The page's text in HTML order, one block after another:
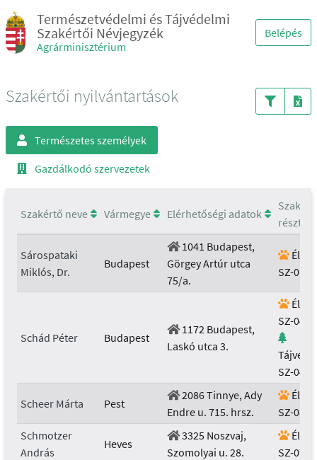
Természetvédelmi és Tájvédelmi
Szakértői Névjegyzék
Agrárminisztérium
Belépés
Szakértői nyilvántartások
Természetes személyek
Gazdálkodó szervezetek
Szakértő neve Vármegye Elérhetőségi adatok
Sárospataki
Miklós, Dr.
Budapest
1041 Budapest,
Görgey Artúr utca
75/a.
SZ-
Schád Péter Budapest
1172 Budapest,
Laskó utca 3.
SZ-
SZ-
Scheer Márta Pest
2086 Tinnye, Ady
Endre u. 715. hrsz.
SZ-
Schmotzer
András
Heves
3325 Noszvaj,
Szomolyai u. 28.
SZ-